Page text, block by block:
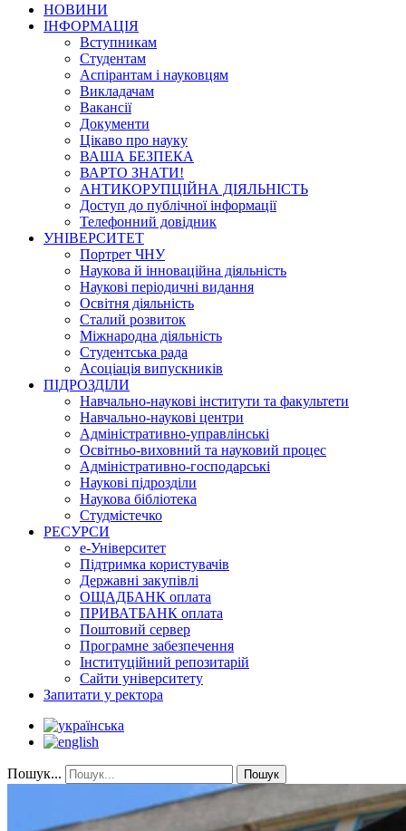
НОВИНИ
ІНФОРМАЦІЯ
Вступникам
Студентам
Аспірантам і науковцям
Викладачам
Вакансії
Документи
Цікаво про науку
ВАША БЕЗПЕКА
ВАРТО ЗНАТИ!
АНТИКОРУПЦІЙНА ДІЯЛЬНІСТЬ
Доступ до публічної інформації
Телефонний довідник
УНІВЕРСИТЕТ
Портрет ЧНУ
Наукова й інноваційна діяльність
Наукові періодичні видання
Освітня діяльність
Сталий розвиток
Міжнародна діяльність
Студентська рада
Асоціація випускників
ПІДРОЗДІЛИ
Навчально-наукові інститути та факультети
Навчально-наукові центри
Адміністративно-управлінські
Освітньо-виховний та науковий процес
Адміністративно-господарські
Наукові підрозділи
Наукова бібліотека
Студмістечко
РЕСУРСИ
е-Університет
Підтримка користувачів
Державні закупівлі
ОЩАДБАНК оплата
ПРИВАТБАНК оплата
Поштовий сервер
Програмне забезпечення
Інституційний репозитарій
Сайти університету
Запитати у ректора
Пошук... Пошук